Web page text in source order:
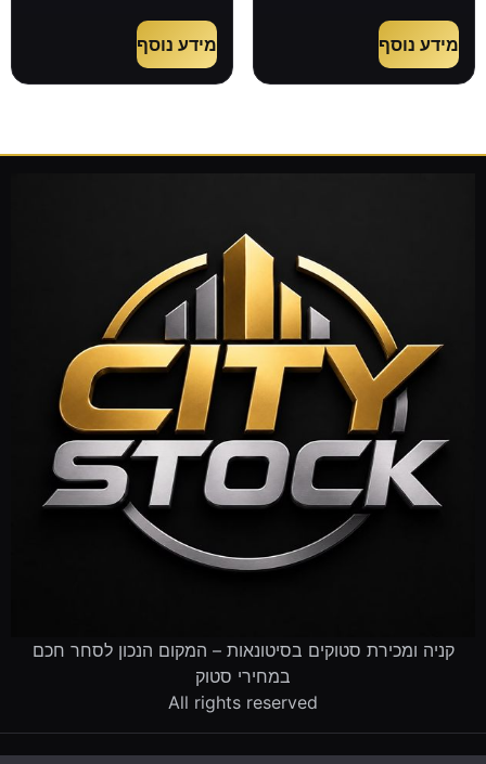
מידע נוסף מידע נוסף
קניה ומכירת סטוקים בסיטונאות – המקום הנכון לסחר חכם
במחירי סטוק
All rights reserved